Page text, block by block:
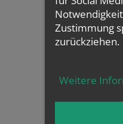
Zustimmung
zurückziehen.
Weitere